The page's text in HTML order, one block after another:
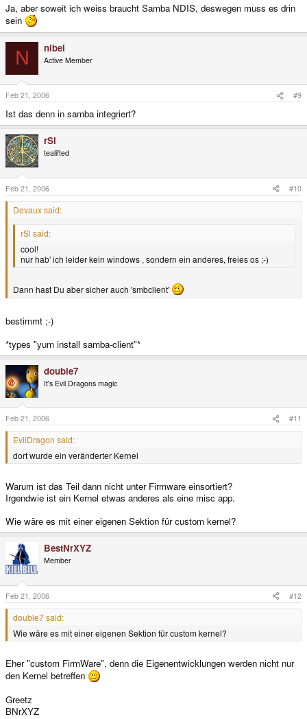
Ja, aber soweit ich weiss braucht Samba NDIS, deswegen muss es drin
sein
N nibel
Active Member
Feb 21, 2006 #9
Ist das denn in samba integriert?
rSl
tealifted
Feb 21, 2006 #10
Devaux said:
rSl said:
cool!
nur hab' ich leider kein windows , sondern ein anderes, freies os ;-)
Dann hast Du aber sicher auch 'smbclient'
bestimmt ;-)
*types "yum install samba-client"*
double7
It's Evil Dragons magic
Feb 21, 2006 #11
EvilDragon said:
dort wurde ein veränderter Kernel
Warum ist das Teil dann nicht unter Firmware einsortiert?
Irgendwie ist ein Kernel etwas anderes als eine misc app.
Wie wäre es mit einer eigenen Sektion für custom kernel?
BestNrXYZ
Member
Feb 21, 2006 #12
double7 said:
Wie wäre es mit einer eigenen Sektion für custom kernel?
Eher "custom FirmWare", denn die Eigenentwicklungen werden nicht nur
den Kernel betreffen
Greetz
BNrXYZ